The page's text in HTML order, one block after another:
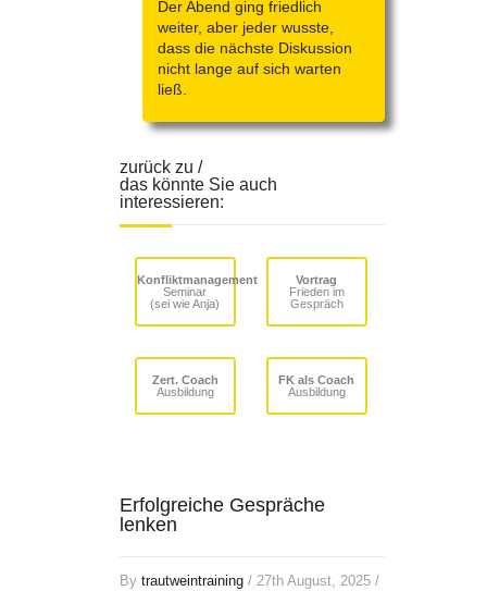
Der Abend ging friedlich
weiter, aber jeder wusste,
dass die nächste Diskussion
nicht lange auf sich warten
ließ.
zurück zu /
das könnte Sie auch
interessieren:
Konfliktmanagement
Seminar
(sei wie Anja)
Vortrag
Frieden im
Gespräch
Zert. Coach
Ausbildung
FK als Coach
Ausbildung
Erfolgreiche Gespräche
lenken
By trautweintraining / 27th August, 2025 /